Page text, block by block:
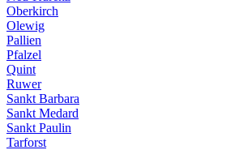
Oberkirch
Olewig
Pallien
Pfalzel
Quint
Ruwer
Sankt Barbara
Sankt Medard
Sankt Paulin
Tarforst